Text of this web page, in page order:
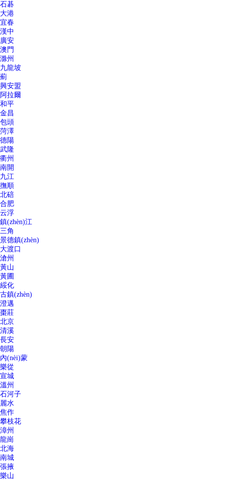
石碁
大港
宜春
漢中
廣安
澳門
滁州
九龍坡
薊
興安盟
阿拉爾
和平
金昌
包頭
菏澤
德陽
武隆
衢州
南開
九江
撫順
北碚
合肥
云浮
鎮(zhèn)江
三角
景德鎮(zhèn)
大渡口
滄州
黃山
黃圃
綏化
古鎮(zhèn)
澄邁
棗莊
北京
清溪
長安
朝陽
內(nèi)蒙
樂從
宣城
溫州
石河子
麗水
焦作
攀枝花
漳州
龍崗
北海
南城
張掖
樂山